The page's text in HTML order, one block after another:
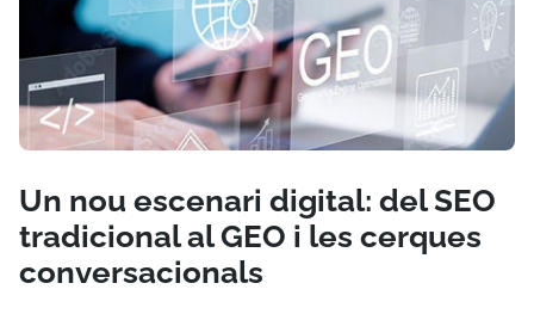
Un nou escenari digital: del SEO
tradicional al GEO i les cerques
conversacionals